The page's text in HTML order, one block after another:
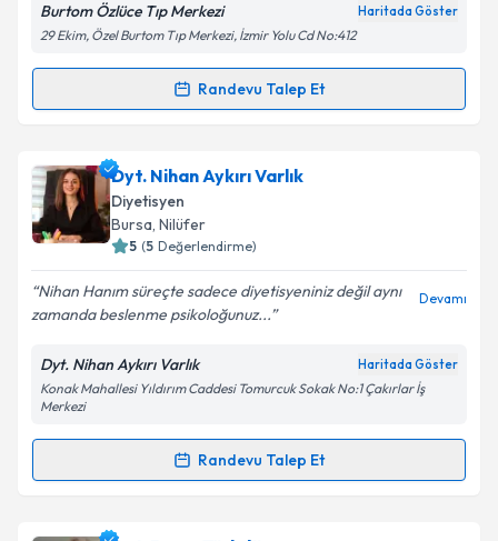
Burtom Özlüce Tıp Merkezi Haritada Göster
29 Ekim, Özel Burtom Tıp Merkezi, İzmir Yolu Cd No:412
Randevu Talep Et
Randevu Takvimi Talebi
Uzm. Dyt. Asu Kurtuluşiçin randevu takvimi talebi
oluşturun. Size bu uzmandan randevu almanız için bir
takvim hazırlandığında e-posta ile bilgilendireceğiz.
Kişisel verilerimin işlenmesine ilişkin
Aydınlatma
Metni'ni okudum ve kişisel verilerimin belirtilen
Takvim Talebini Gönder
Dyt. Nihan Aykırı Varlık
Diyetisyen
Bursa, Nilüfer
5 (5 Değerlendirme)
Nihan Hanım süreçte sadece diyetisyeniniz değil aynı
zamanda beslenme psikoloğunuz...
Devamı
Dyt. Nihan Aykırı Varlık Haritada Göster
Konak Mahallesi Yıldırım Caddesi Tomurcuk Sokak No:1 Çakırlar İş
Merkezi
Randevu Talep Et
Randevu Takvimi Talebi